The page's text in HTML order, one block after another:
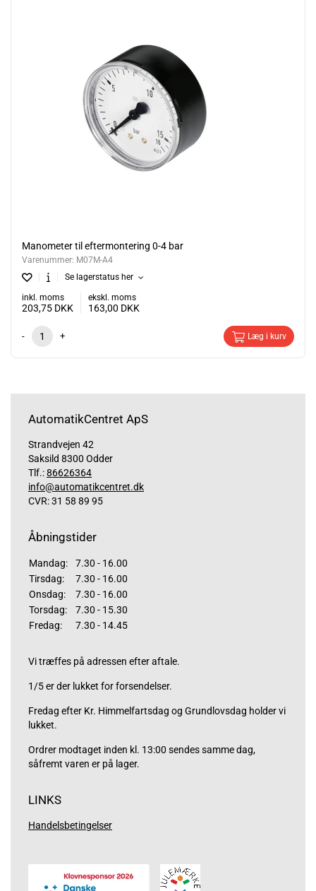
Manometer til eftermontering 0-4 bar
Varenummer: M07M-A4
Se lagerstatus her
inkl. moms
203,75 DKK
ekskl. moms
163,00 DKK
- + Læg i kurv
AutomatikCentret ApS
Strandvejen 42
Saksild 8300 Odder
Tlf.:86626364
info@automatikcentret.dk
CVR: 31 58 89 95
Åbningstider
Mandag:
7.30 - 16.00
Tirsdag:
7.30 - 16.00
Onsdag:
7.30 - 16.00
Torsdag:
7.30 - 15.30
Fredag:
7.30 - 14.45
Vi træffes på adressen efter aftale.
1/5 er der lukket for forsendelser.
Fredag efter Kr. Himmelfartsdag og Grundlovsdag holder vi
lukket.
Ordrer modtaget inden kl. 13:00 sendes samme dag,
såfremt varen er på lager.
LINKS
Handelsbetingelser